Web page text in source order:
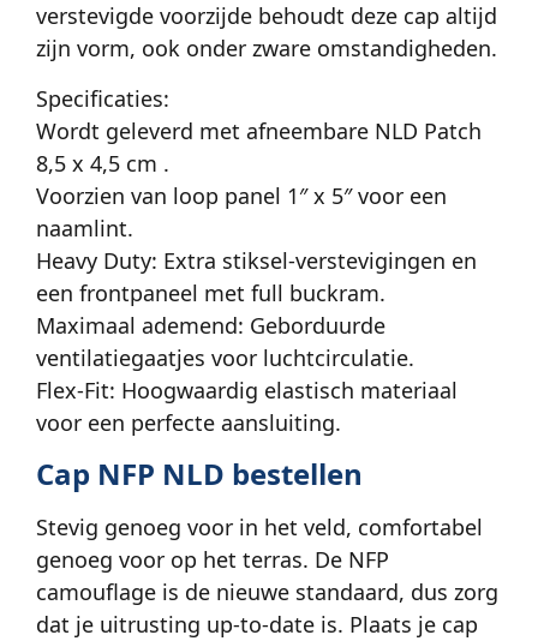
verstevigde voorzijde behoudt deze cap altijd
zijn vorm, ook onder zware omstandigheden.
Specificaties:
Wordt geleverd met afneembare NLD Patch
8,5 x 4,5 cm .
Voorzien van loop panel 1″ x 5″ voor een
naamlint.
Heavy Duty: Extra stiksel-verstevigingen en
een frontpaneel met full buckram.
Maximaal ademend: Geborduurde
ventilatiegaatjes voor luchtcirculatie.
Flex-Fit: Hoogwaardig elastisch materiaal
voor een perfecte aansluiting.
Cap NFP NLD bestellen
Stevig genoeg voor in het veld, comfortabel
genoeg voor op het terras. De NFP
camouflage is de nieuwe standaard, dus zorg
dat je uitrusting up-to-date is. Plaats je cap